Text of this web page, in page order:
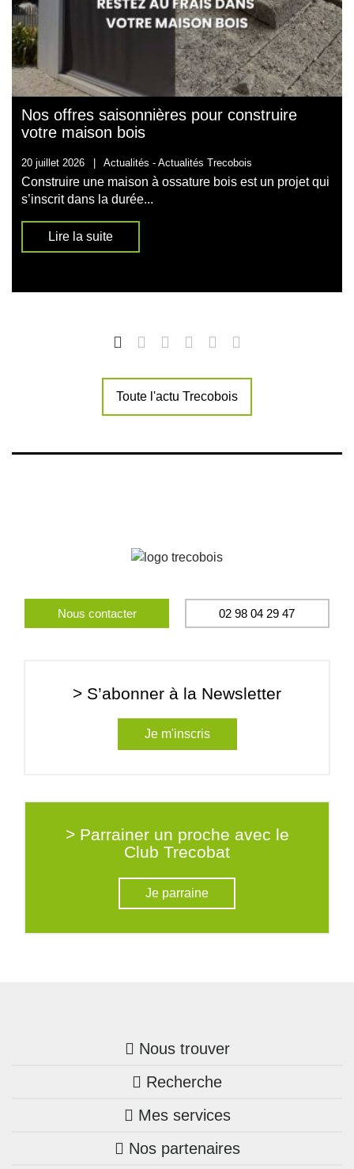
Nos offres saisonnières pour construire
votre maison bois
20 juillet 2026 | Actualités - Actualités Trecobois
Construire une maison à ossature bois est un projet qui
s’inscrit dans la durée...
Lire la suite
Toute l'actu Trecobois
Nous contacter 02 98 04 29 47
> S’abonner à la Newsletter
Je m'inscris
> Parrainer un proche avec le
Club Trecobat
Je parraine
Nous trouver
Trouver une agence
Bretagne
Pays de la Loire
Recherche
Nos annonces
Maison + terrain
Mes services
Mon compte Trecobois
Nos partenaires